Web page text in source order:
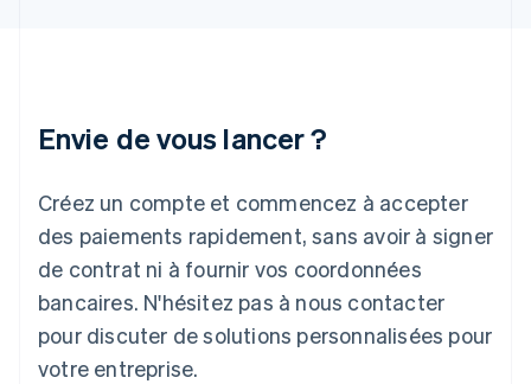
Envie de vous lancer ?
Créez un compte et commencez à accepter
des paiements rapidement, sans avoir à signer
de contrat ni à fournir vos coordonnées
bancaires. N'hésitez pas à nous contacter
pour discuter de solutions personnalisées pour
votre entreprise.
Japon
Lettonie
English
Liechtenstein
DeutschEnglish
Lituanie
Luxembourg
FrançaisDeutschEnglish